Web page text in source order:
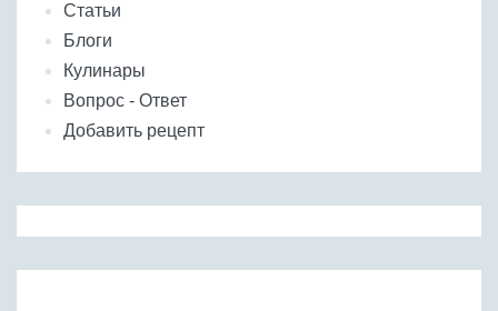
Статьи
Блоги
Кулинары
Вопрос - Ответ
Добавить рецепт